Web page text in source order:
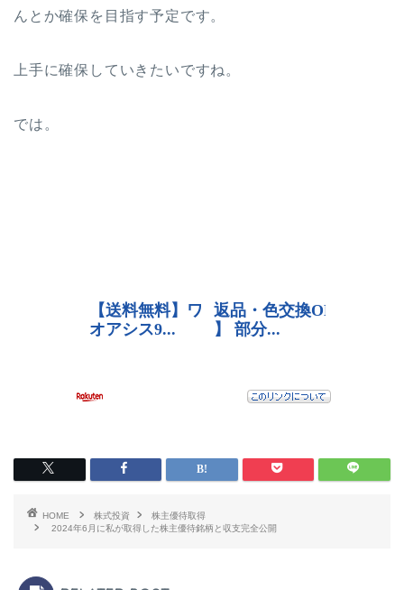
んとか確保を目指す予定です。
上手に確保していきたいですね。
では。
HOME 株式投資
株主優待取得
2024年6月に私が取得した株主優待銘柄と収支完全公開